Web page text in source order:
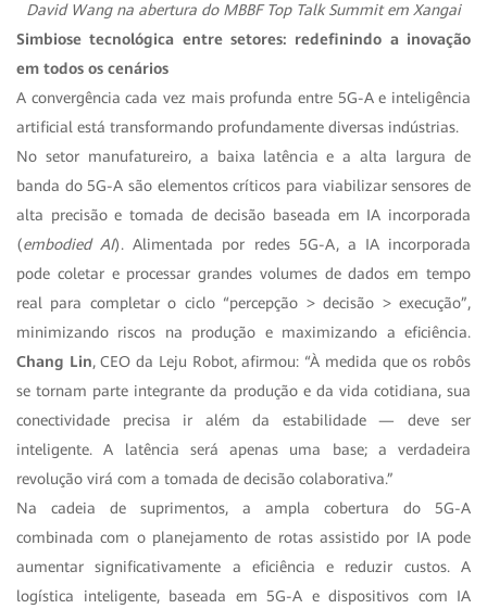
David Wang na abertura do MBBF Top Talk Summit em Xangai
Simbiose tecnológica entre setores: redefinindo a inovação
em todos os cenários
A convergência cada vez mais profunda entre 5G-A e inteligência
artificial está transformando profundamente diversas indústrias.
No setor manufatureiro, a baixa latência e a alta largura de
banda do 5G-A são elementos críticos para viabilizar sensores de
alta precisão e tomada de decisão baseada em IA incorporada
(embodied AI). Alimentada por redes 5G-A, a IA incorporada
pode coletar e processar grandes volumes de dados em tempo
real para completar o ciclo “percepção > decisão > execução”,
minimizando riscos na produção e maximizando a eficiência.
Chang Lin, CEO da Leju Robot, afirmou: “À medida que os robôs
se tornam parte integrante da produção e da vida cotidiana, sua
conectividade precisa ir além da estabilidade — deve ser
inteligente. A latência será apenas uma base; a verdadeira
revolução virá com a tomada de decisão colaborativa.”
Na cadeia de suprimentos, a ampla cobertura do 5G-A
combinada com o planejamento de rotas assistido por IA pode
aumentar significativamente a eficiência e reduzir custos. A
logística inteligente, baseada em 5G-A e dispositivos com IA